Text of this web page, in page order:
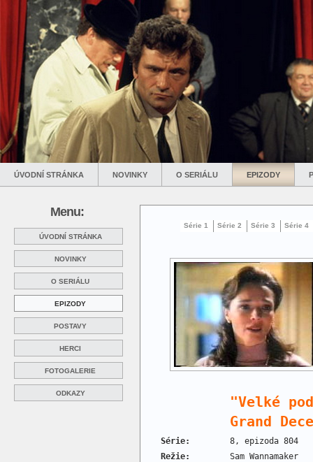
ÚVODNÍ STRÁNKA NOVINKY O SERIÁLU EPIZODY
Menu:
ÚVODNÍ STRÁNKA
NOVINKY
O SERIÁLU
EPIZODY
POSTAVY
HERCI
FOTOGALERIE
ODKAZY
Série 1 Série 2 Série 3 Série 4
"Velké
Grand
Série:
8, epizoda 804
Režie:
Sam Wannamaker